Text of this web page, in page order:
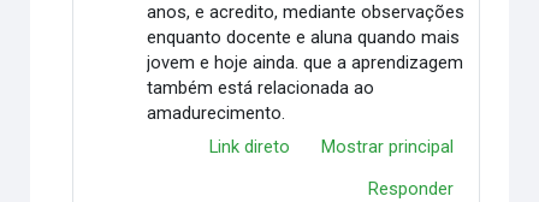
anos, e acredito, mediante observações
enquanto docente e aluna quando mais
jovem e hoje ainda. que a aprendizagem
também está relacionada ao
amadurecimento.
Link direto
Mostrar principal
Responder